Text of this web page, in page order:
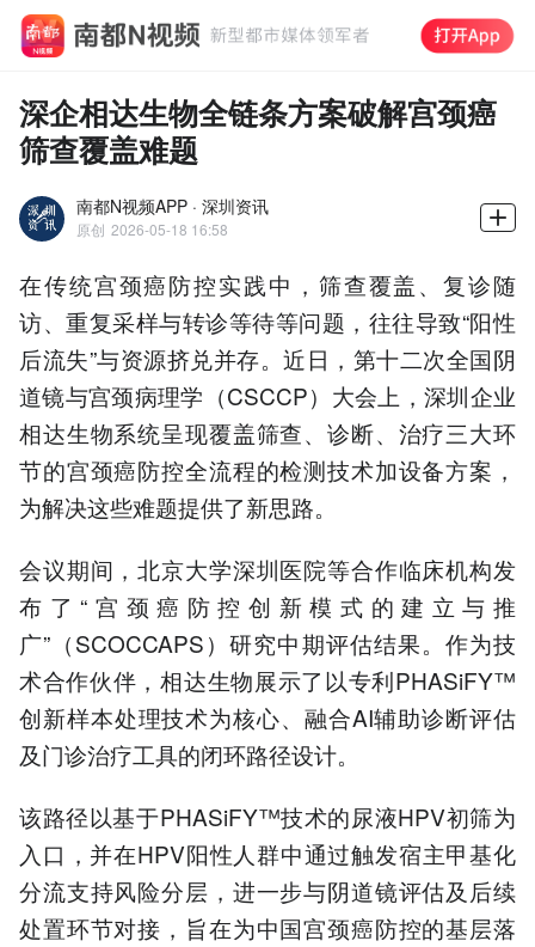
深企相达生物全链条方案破解宫颈癌
筛查覆盖难题
南都N视频APP · 深圳资讯
原创 2026-05-18 16:58
在传统宫颈癌防控实践中，筛查覆盖、复诊随
访、重复采样与转诊等待等问题，往往导致“阳性
后流失”与资源挤兑并存。近日，第十二次全国阴
道镜与宫颈病理学（CSCCP）大会上，深圳企业
相达生物系统呈现覆盖筛查、诊断、治疗三大环
节的宫颈癌防控全流程的检测技术加设备方案，
为解决这些难题提供了新思路。
会议期间，北京大学深圳医院等合作临床机构发
布了“宫颈癌防控创新模式的建立与推
广”（SCOCCAPS）研究中期评估结果。作为技
术合作伙伴，相达生物展示了以专利PHASiFY™
创新样本处理技术为核心、融合AI辅助诊断评估
及门诊治疗工具的闭环路径设计。
该路径以基于PHASiFY™技术的尿液HPV初筛为
入口，并在HPV阳性人群中通过触发宿主甲基化
分流支持风险分层，进一步与阴道镜评估及后续
处置环节对接，旨在为中国宫颈癌防控的基层落